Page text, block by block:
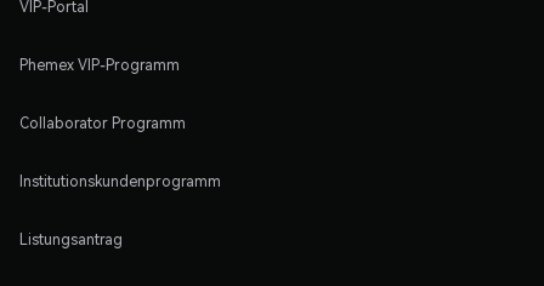
VIP-Portal
Phemex VIP-Programm
Collaborator Programm
Institutionskundenprogramm
Listungsantrag